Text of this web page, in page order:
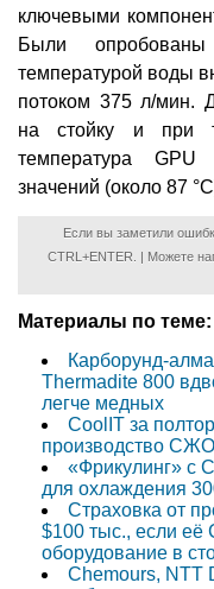
ключевыми
Были
температурой воды
потоком 375 л/мин.
на стойку и при
температура GPU
значений (около 87
Если вы заметили
CTRL+ENTER. | Можете
Материалы по теме:
Карборунд-
Thermadite 800
легче медных
CoolIT за
производство
«Фрикулинг» с
для охлаждения
Страховка от
$100 тыс., если её
оборудование в
Chemours, NTT